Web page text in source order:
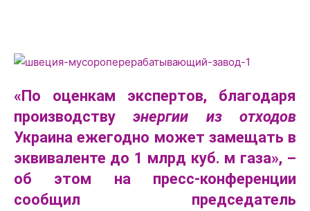
«По оценкам экспертов, благодаря
производствуэнергии из отходов
Украина ежегодно может замещать в
эквиваленте до 1 млрд куб. м газа», –
об этом на пресс-конференции
сообщил председатель